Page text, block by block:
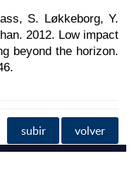
S. Løkkeborg, Y.
2012. Low impact
beyond the horizon.
subir volver